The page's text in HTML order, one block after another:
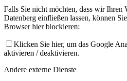
Falls Sie nicht möchten, dass wir Ihren
Datenberg einfließen lassen, können
Browser hier blockieren:
Klicken Sie hier, um das Google
aktivieren / deaktivieren.
Andere externe Dienste